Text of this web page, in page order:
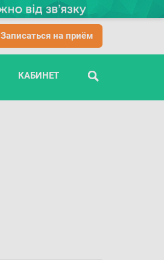
ПОИСК
Записаться на приём
КАБИНЕТ